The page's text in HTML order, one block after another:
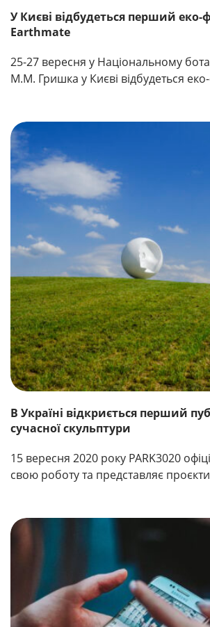
У Києві відбудеться перший еко-
Earthmate
25-27 вересня у Національному
М.М. Гришка у Києві відбудеться
В Україні відкриється перший
сучасної скульптури
15 вересня 2020 року PARK3020
свою роботу та представляє проєкти